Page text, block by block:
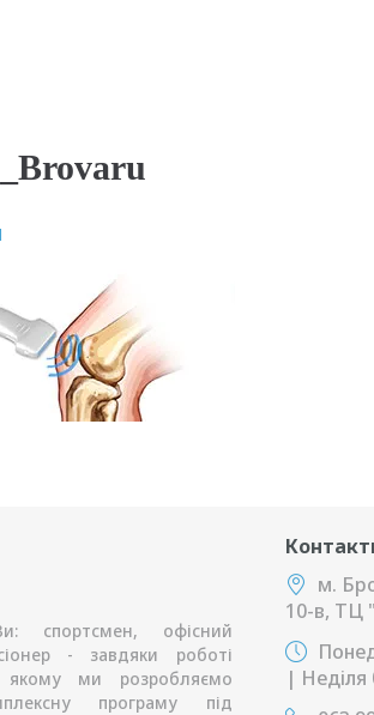
спортсмен, офісний
- завдяки роботі
ми розробляємо
програму під
м.
10-в, ТЦ
| Неділя